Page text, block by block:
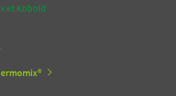
et Kobold